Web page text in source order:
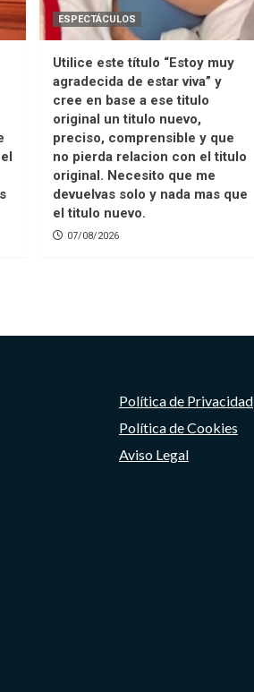
ESPECTÁCULOS
Utilice este título “Estoy muy
agradecida de estar viva” y
cree en base a ese titulo
original un titulo nuevo,
preciso, comprensible y que
no pierda relacion con el titulo
original. Necesito que me
devuelvas solo y nada mas que
el titulo nuevo.
07/08/2026
Política de Privacidad
Política de Cookies
Aviso Legal